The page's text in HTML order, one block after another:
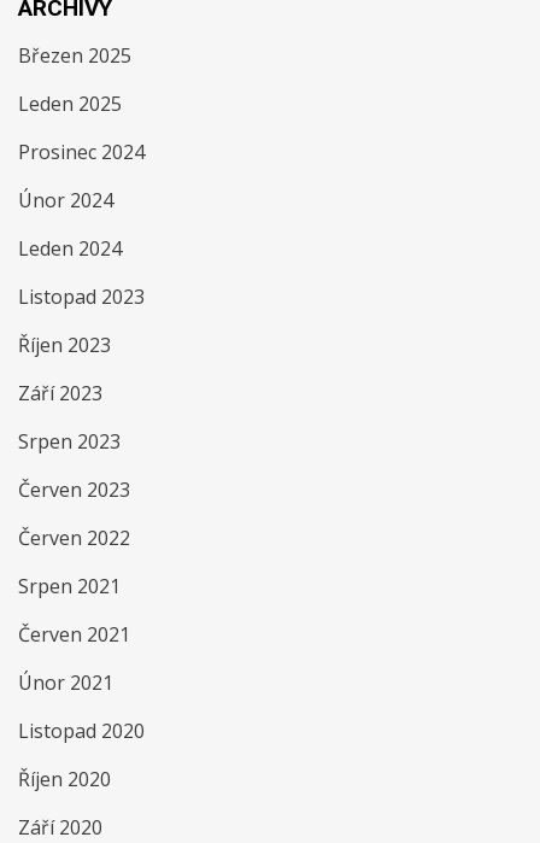
ARCHIVY
Březen 2025
Leden 2025
Prosinec 2024
Únor 2024
Leden 2024
Listopad 2023
Říjen 2023
Září 2023
Srpen 2023
Červen 2023
Červen 2022
Srpen 2021
Červen 2021
Únor 2021
Listopad 2020
Říjen 2020
Září 2020